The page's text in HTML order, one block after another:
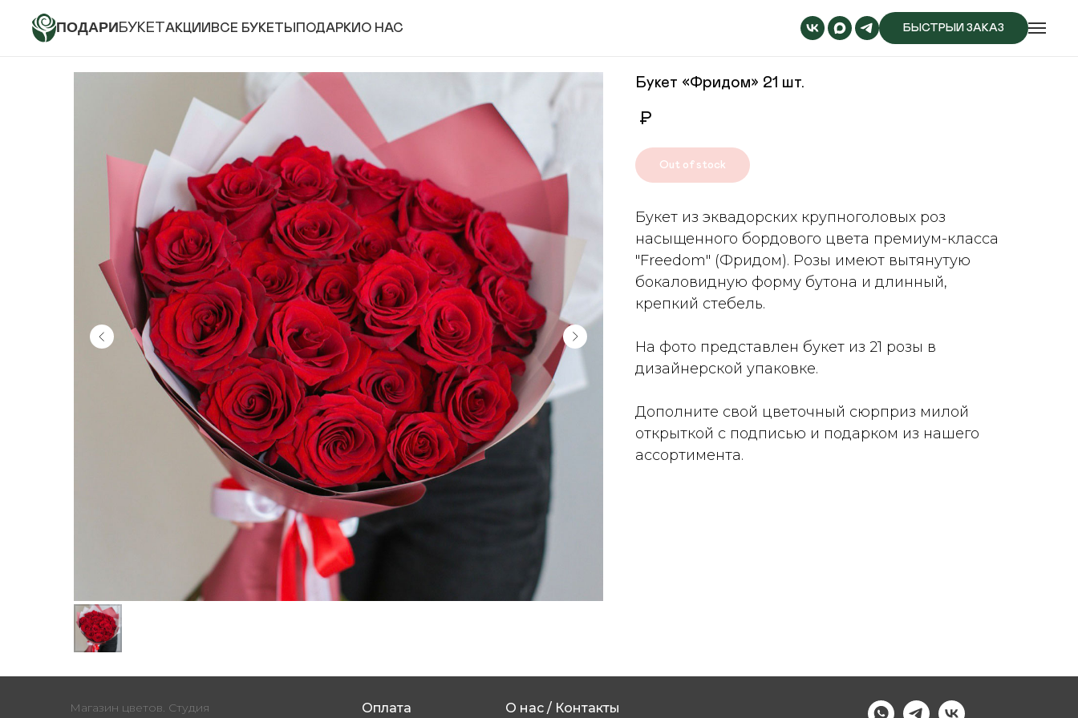
ПОДАРИБУКЕТ АКЦИИ ВСЕ БУКЕТЫ ПОДАРКИО НАС БЫСТРЫЙ ЗАКАЗ
Букет «Фридом» 21 шт.
₽
Out of stock
Букет из эквадорских крупноголовых роз
насыщенного бордового цвета премиум-класса
"Freedom" (Фридом). Розы имеют вытянутую
бокаловидную форму бутона и длинный,
крепкий стебель.
На фото представлен букет из 21 розы в
дизайнерской упаковке.
Дополните свой цветочный сюрприз милой
открыткой с подписью и подарком из нашего
ассортимента.
Магазин цветов. Студия
Оплата О нас / Контакты